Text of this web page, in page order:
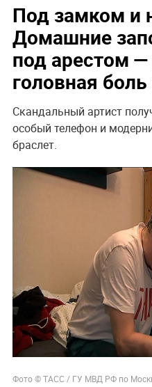
Под замком и
Домашние
под арестом —
головная
Скандальный артист
особый телефон и
браслет.
Фото © ТАСС / ГУ МВД РФ по